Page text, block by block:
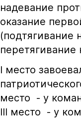
надевание
оказание
(подтягивание
перетягивание
I место
место - у
III место - у